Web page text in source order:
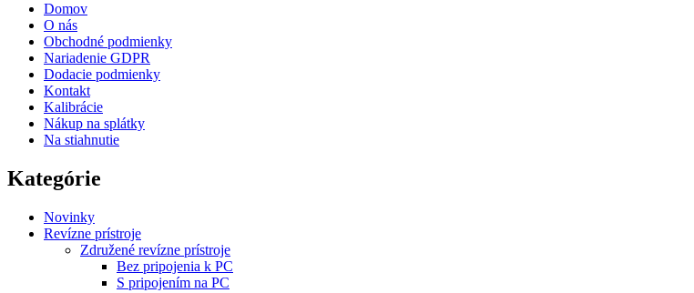
Domov
O nás
Obchodné podmienky
Nariadenie GDPR
Dodacie podmienky
Kontakt
Kalibrácie
Nákup na splátky
Na stiahnutie
Kategórie
Novinky
Revízne prístroje
Združené revízne prístroje
Bez pripojenia k PC
S pripojením na PC